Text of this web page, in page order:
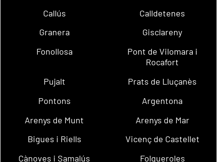
Callús
Calldetenes
Granera
Gisclareny
Fonollosa
Pont de Vilomara i
Rocafort
Pujalt
Prats de Lluçanès
Pontons
Argentona
Arenys de Munt
Arenys de Mar
Bigues i Riells
Vicenç de Castellet
Cànoves i Samalús
Folgueroles